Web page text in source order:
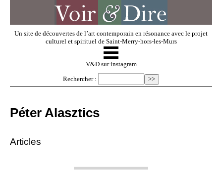
Un site de découvertes de l’art contemporain en résonance avec le projet
culturel et spirituel de Saint-Merry-hors-les-Murs
V & D
☰
V&D sur instagram
Rechercher :
Péter Alasztics
Articles